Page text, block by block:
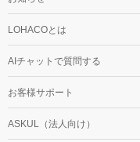
LOHACOとは
AIチャットで質問する
お客様サポート
ASKUL（法人向け）